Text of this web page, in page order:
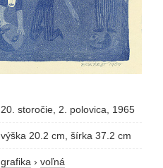
20. storočie, 2. polovica, 1965
výška 20.2 cm, šírka 37.2 cm
grafika › voľná